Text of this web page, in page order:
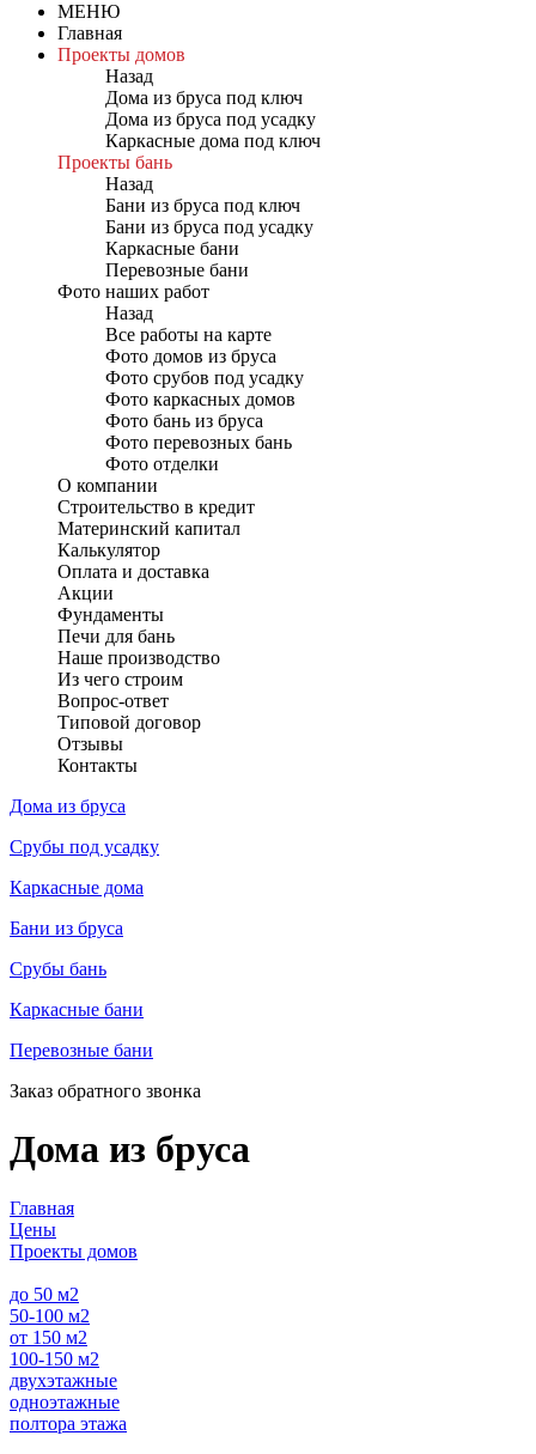
МЕНЮ
Главная
Проекты домов
Назад
Дома из бруса под ключ
Дома из бруса под усадку
Каркасные дома под ключ
Проекты бань
Назад
Бани из бруса под ключ
Бани из бруса под усадку
Каркасные бани
Перевозные бани
Фото наших работ
Назад
Все работы на карте
Фото домов из бруса
Фото срубов под усадку
Фото каркасных домов
Фото бань из бруса
Фото перевозных бань
Фото отделки
О компании
Строительство в кредит
Материнский капитал
Калькулятор
Оплата и доставка
Акции
Фундаменты
Печи для бань
Наше производство
Из чего строим
Вопрос-ответ
Типовой договор
Отзывы
Контакты
Дома из бруса
Срубы под усадку
Каркасные дома
Бани из бруса
Срубы бань
Каркасные бани
Перевозные бани
Заказ обратного звонка
Дома из бруса
Главная
Цены
Проекты домов
до 50 м2
50-100 м2
от 150 м2
100-150 м2
двухэтажные
одноэтажные
полтора этажа